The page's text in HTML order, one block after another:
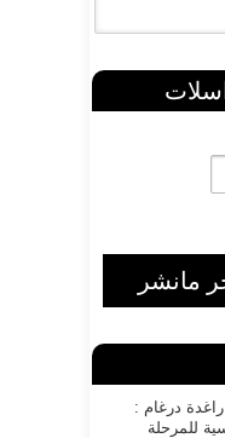
مانشر
درغام :
للمرحلة